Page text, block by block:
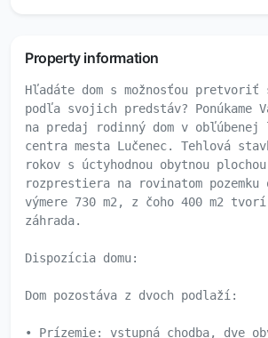
Property information
Hľadáte dom s možnosťou pretvoriť
podľa svojich predstáv? Ponúkame
na predaj rodinný dom v
centra mesta Lučenec. Tehlová
rokov s úctyhodnou obytnou
rozprestiera na rovinatom pozemku
výmere 730 m2, z čoho 400 m2
záhrada.
Dispozícia domu:
Dom pozostáva z dvoch podlaží:
• Prízemie: vstupná chodba, dve